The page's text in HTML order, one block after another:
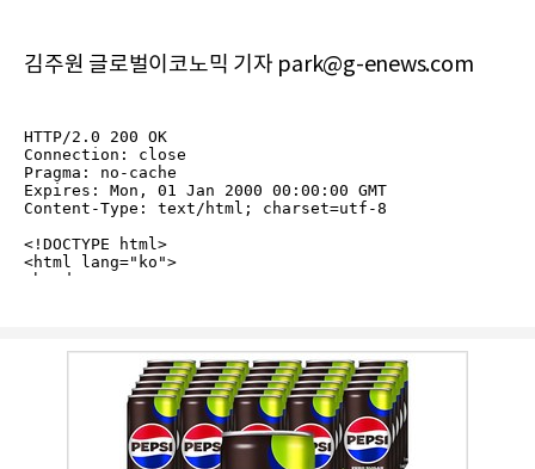
김주원 글로벌이코노믹 기자 park@g-enews.com